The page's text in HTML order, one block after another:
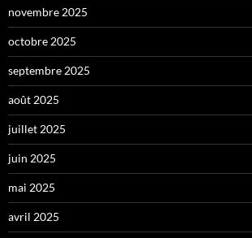
novembre 2025
octobre 2025
septembre 2025
août 2025
juillet 2025
juin 2025
mai 2025
avril 2025